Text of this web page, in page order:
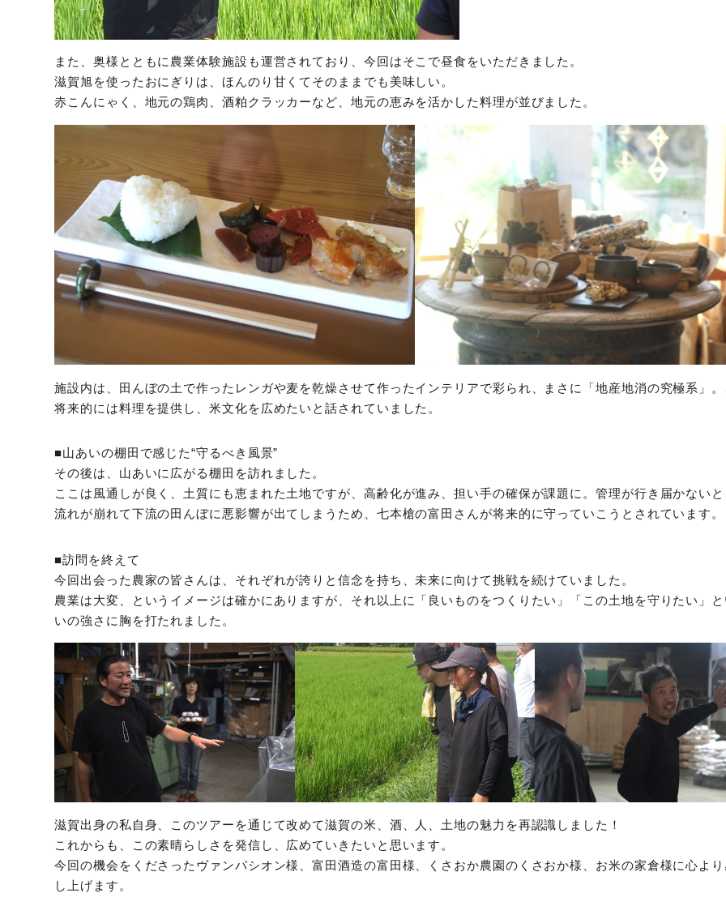
また、奥様とともに農業体験施設も運営されており、今回はそこで昼食をいただきました。
滋賀旭を使ったおにぎりは、ほんのり甘くてそのままでも美味しい。
赤こんにゃく、地元の鶏肉、酒粕クラッカーなど、地元の恵みを活かした料理が並びました。
施設内は、田んぼの土で作ったレンガや麦を乾燥させて作ったインテリアで彩られ、まさに「地産地消の究極系」
将来的には料理を提供し、米文化を広めたいと話されていました。
■山あいの棚田で感じた“守るべき風景”
その後は、山あいに広がる棚田を訪れました。
ここは風通しが良く、土質にも恵まれた土地ですが、高齢化が進み、担い手の確保が課題に。管理が行き届かない
流れが崩れて下流の田んぼに悪影響が出てしまうため、七本槍の富田さんが将来的に守っていこうとされています。
■訪問を終えて
今回出会った農家の皆さんは、それぞれが誇りと信念を持ち、未来に向けて挑戦を続けていました。
農業は大変、というイメージは確かにありますが、それ以上に「良いものをつくりたい」「この土地を守りたい」
いの強さに胸を打たれました。
滋賀出身の私自身、このツアーを通じて改めて滋賀の米、酒、人、土地の魅力を再認識しました！
これからも、この素晴らしさを発信し、広めていきたいと思います。
今回の機会をくださったヴァンパシオン様、富田酒造の富田様、くさおか農園のくさおか様、お米の家倉様に心よ
し上げます。